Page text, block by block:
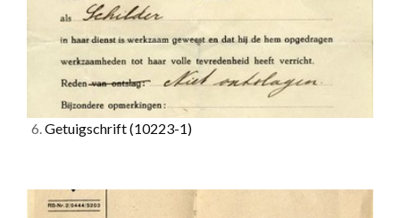
6.Getuigschrift(10223-1)